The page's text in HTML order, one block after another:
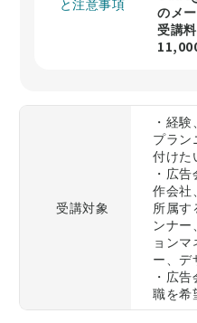
のメ
受講
受講対象
・経
プラン
付けた
・広
作会社
所属す
ンナ
ョン
ー、デ
・広
職を希